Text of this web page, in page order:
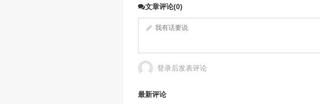
文章评论(0)
登录后发表评论
最新评论